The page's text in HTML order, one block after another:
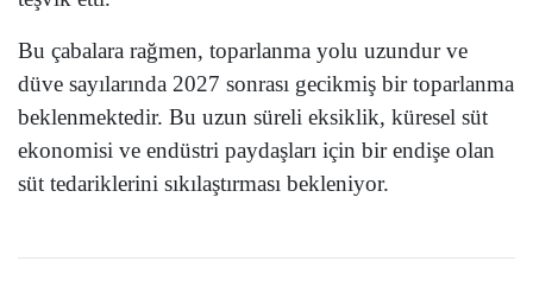
Bu çabalara rağmen, toparlanma yolu uzundur ve
düve sayılarında 2027 sonrası gecikmiş bir toparlanma
beklenmektedir. Bu uzun süreli eksiklik, küresel süt
ekonomisi ve endüstri paydaşları için bir endişe olan
süt tedariklerini sıkılaştırması bekleniyor.